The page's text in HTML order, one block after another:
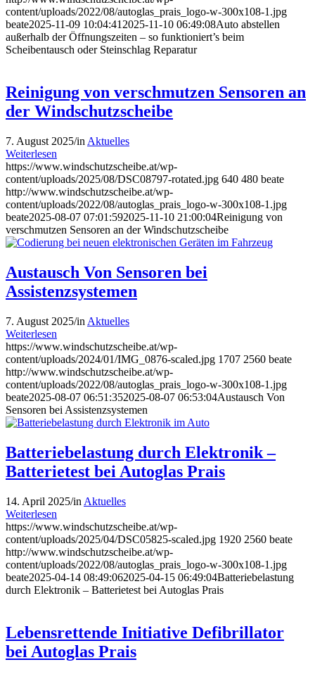
content/uploads/2022/08/autoglas_prais_logo-w-300x108-1.jpg
beate2025-11-09 10:04:41 2025-11-10 06:49:08Auto abstellen
außerhalb der Öffnungszeiten – so funktioniert’s beim
Scheibentausch oder Steinschlag Reparatur
Reinigung von verschmutzen Sensoren an
der Windschutzscheibe
7. August 2025/in Aktuelles
Weiterlesen
https://www.windschutzscheibe.at/wp-
content/uploads/2025/08/DSC08797-rotated.jpg 640 480 beate
http://www.windschutzscheibe.at/wp-
content/uploads/2022/08/autoglas_prais_logo-w-300x108-1.jpg
beate2025-08-07 07:01:592025-11-10 21:00:04Reinigung von
verschmutzen Sensoren an der Windschutzscheibe
Austausch Von Sensoren bei
Assistenzsystemen
7. August 2025/in Aktuelles
Weiterlesen
https://www.windschutzscheibe.at/wp-
content/uploads/2024/01/IMG_0876-scaled.jpg 1707 2560 beate
http://www.windschutzscheibe.at/wp-
content/uploads/2022/08/autoglas_prais_logo-w-300x108-1.jpg
beate2025-08-07 06:51:352025-08-07 06:53:04Austausch Von
Sensoren bei Assistenzsystemen
Batteriebelastung durch Elektronik –
Batterietest bei Autoglas Prais
14. April 2025/in Aktuelles
Weiterlesen
https://www.windschutzscheibe.at/wp-
content/uploads/2025/04/DSC05825-scaled.jpg 1920 2560 beate
http://www.windschutzscheibe.at/wp-
content/uploads/2022/08/autoglas_prais_logo-w-300x108-1.jpg
beate2025-04-14 08:49:062025-04-15 06:49:04Batteriebelastung
durch Elektronik – Batterietest bei Autoglas Prais
Lebensrettende Initiative Defibrillator
bei Autoglas Prais